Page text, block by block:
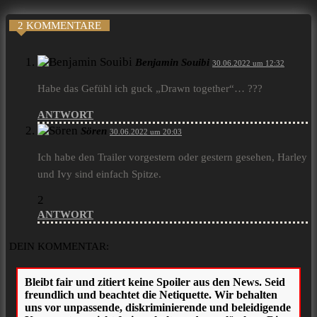
2 KOMMENTARE
Benjamin Souibi 30.06.2022 um 12:32
Habe das Gefühl ich guck „Drawn together“… ???
ANTWORT
Sören 30.06.2022 um 20:03
Ich habe den Trailer vorgestern oder gestern gesehen, Harley
und Ivy sind einfach Spitze.
2
ANTWORT
DEIN KOMMENTAR: